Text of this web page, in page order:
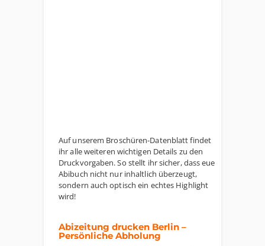
Auf unserem Broschüren-Datenblatt findet
ihr alle weiteren wichtigen Details zu den
Druckvorgaben. So stellt ihr sicher, dass euer
Abibuch nicht nur inhaltlich überzeugt,
sondern auch optisch ein echtes Highlight
wird!
Abizeitung drucken Berlin –
Persönliche Abholung